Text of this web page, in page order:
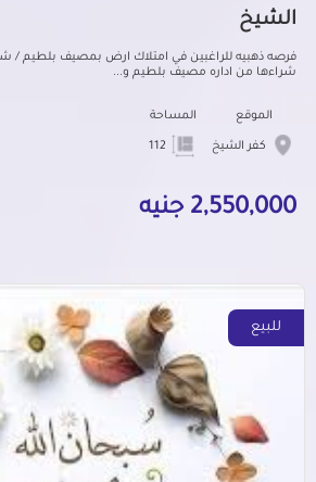
الشيخ
فرصه ذهبيه للراغبين في امتلاك ارض بمصيف بلطيم /
شراءها من اداره مصيف بلطيم و...
الموقع
كفر الشيخ
المساحة
2,550,000 جنيه
للبيع